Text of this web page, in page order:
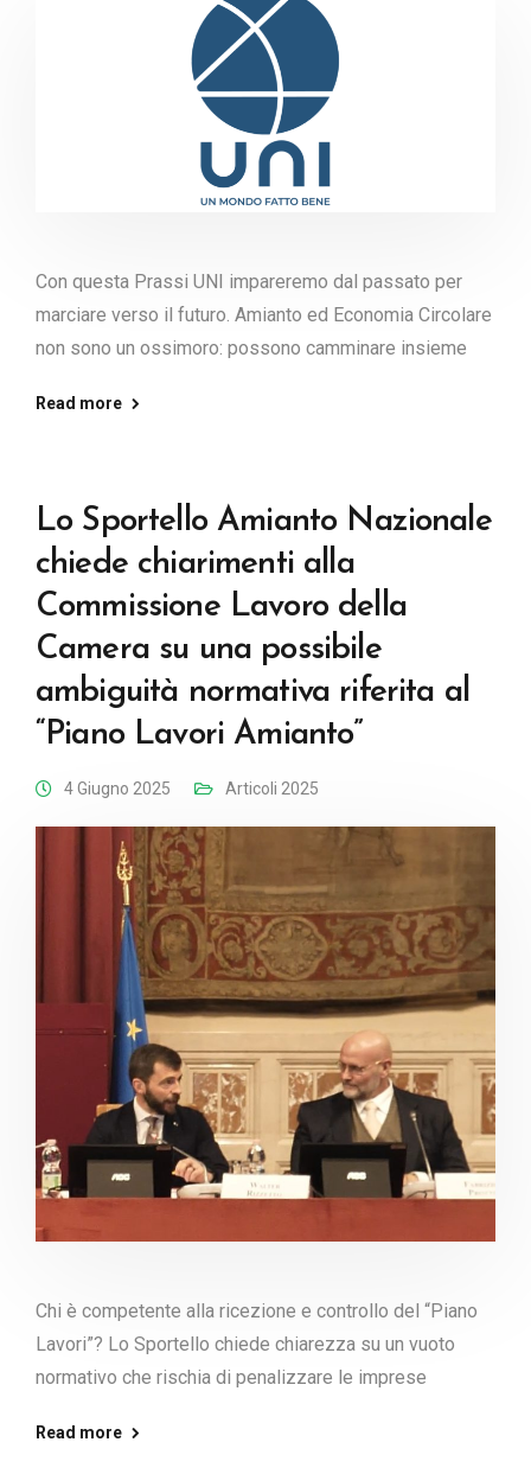
Con questa Prassi UNI impareremo dal passato per
marciare verso il futuro. Amianto ed Economia Circolare
non sono un ossimoro: possono camminare insieme
Read more
Lo Sportello Amianto Nazionale
chiede chiarimenti alla
Commissione Lavoro della
Camera su una possibile
ambiguità normativa riferita al
“Piano Lavori Amianto”
4 Giugno 2025 Articoli 2025
Chi è competente alla ricezione e controllo del “Piano
Lavori”? Lo Sportello chiede chiarezza su un vuoto
normativo che rischia di penalizzare le imprese
Read more